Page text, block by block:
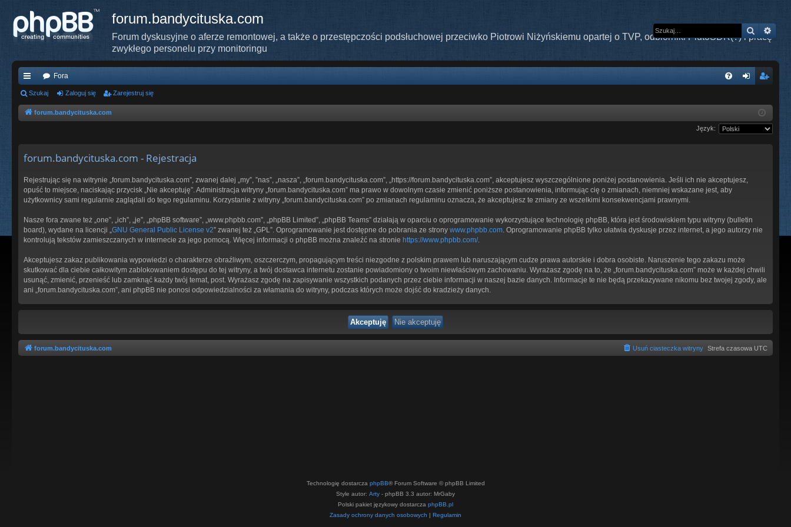
forum.bandycituska.com
Forum dyskusyjne o aferze remontowej, a także o przestępczości podsłuchowej przeciwko Piotrowi Niżyńskiemu opartej o TVP, odbiorniki PlutoSDR(?) i pracę
zwykłego personelu przy monitoringu
Szukaj
ię
ce
Fora
ej
es
Szukaj Zaloguj się Zarejestruj się
forum.bandycituska.com
Język:
forum.bandycituska.com - Rejestracja
Rejestrując się na witrynie „forum.bandycituska.com”, zwanej dalej „my”, ”nas”, „nasza”, „forum.bandycituska.com”, „https://forum.bandycituska.com”, akceptujesz wyszczególnione poniżej postanowienia. Jeśli ich nie akceptujesz,
opuść to miejsce, naciskając przycisk „Nie akceptuję”. Administracja witryny „forum.bandycituska.com” ma prawo w dowolnym czasie zmienić poniższe postanowienia, informując cię o zmianach, niemniej wskazane jest, aby
użytkownicy sami regularnie zaglądali do tego regulaminu. Korzystanie z witryny „forum.bandycituska.com” po zmianach regulaminu oznacza, że akceptujesz te zmiany ze wszelkimi konsekwencjami prawnymi.
Nasze fora zwane też „one”, „ich”, „je”, „phpBB software”, „www.phpbb.com”, „phpBB Limited”, „phpBB Teams” działają w oparciu o oprogramowanie wykorzystujące technologię phpBB, która jest środowiskiem typu witryny (bulletin
board), wydane na licencji „GNU General Public License v2” zwanej też „GPL”. Oprogramowanie jest dostępne do pobrania ze strony www.phpbb.com. Oprogramowanie phpBB tylko ułatwia dyskusje przez internet, a jego autorzy nie
kontrolują tekstów zamieszczanych w internecie za jego pomocą. Więcej informacji o phpBB można znaleźć na stronie https://www.phpbb.com/.
Akceptujesz zakaz publikowania wypowiedzi o charakterze obraźliwym, oszczerczym, propagującym treści niezgodne z polskim prawem lub naruszającym cudze prawa autorskie i dobra osobiste. Naruszenie tego zakazu może
skutkować dla ciebie całkowitym zablokowaniem dostępu do tej witryny, a twój dostawca internetu zostanie powiadomiony o twoim niewłaściwym zachowaniu. Wyrażasz zgodę na to, że „forum.bandycituska.com” może w każdej chwili
usunąć, zmienić, przenieść lub zamknąć każdy twój temat, post. Wyrażasz zgodę na zapisywanie wszystkich podanych przez ciebie informacji w naszej bazie danych. Informacje te nie będą przekazywane nikomu bez twojej zgody, ale
ani „forum.bandycituska.com”, ani phpBB nie ponosi odpowiedzialności za włamania do witryny, podczas których może dojść do kradzieży danych.
forum.bandycituska.com Strefa czasowa UTC
Usuń ciasteczka witryny
Technologię dostarcza phpBB® Forum Software © phpBB Limited
Style autor: Arty - phpBB 3.3 autor: MrGaby
Polski pakiet językowy dostarcza phpBB.pl
Zasady ochrony danych osobowych | Regulamin